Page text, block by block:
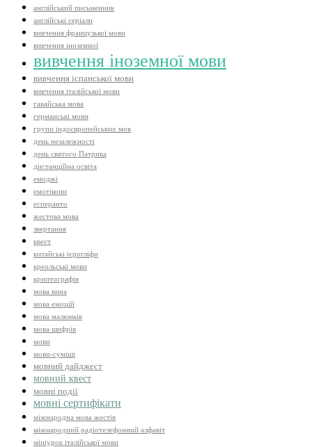
англійський письменник
англійські серіали
вивчення французької мови
вивчення іноземної
вивчення іноземної мови
вивчення іспанської мови
вивчення італійської мови
гавайська мова
германські мови
групи індоєвропейських мов
день незалежності
день святого Патрика
дистанційна освіта
емоджі
емотікони
есперанто
жестова мова
звертання
квест
китайські ієрогліфи
креольські мови
криптографія
мова вина
мова емоцій
мова малюнків
мова шифрів
мови
мови-суміші
мовний дайджест
мовний квест
мовні події
мовні сертифікати
міжнародна мова жестів
міжнародний радіотелефонний алфавіт
мініурок італійської мови